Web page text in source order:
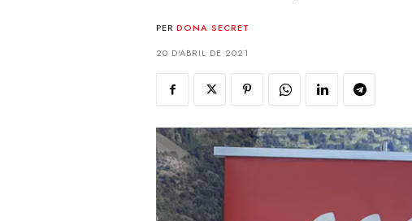
PER DONA SECRET
20 D'ABRIL DE 2021